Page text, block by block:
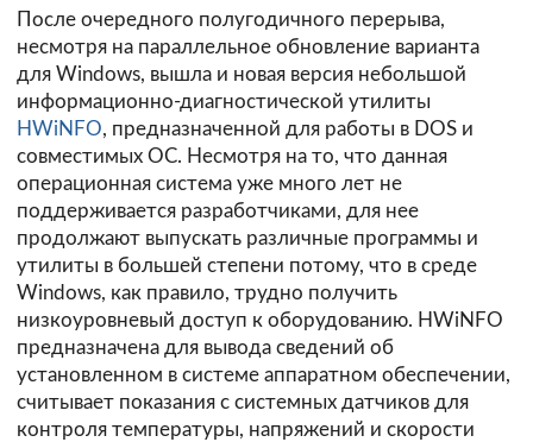
После очередного полугодичного перерыва,
несмотря на параллельное обновление варианта
для Windows, вышла и новая версия небольшой
информационно-диагностической утилиты
HWiNFO, предназначенной для работы в DOS и
совместимых ОС. Несмотря на то, что данная
операционная система уже много лет не
поддерживается разработчиками, для нее
продолжают выпускать различные программы и
утилиты в большей степени потому, что в среде
Windows, как правило, трудно получить
низкоуровневый доступ к оборудованию. HWiNFO
предназначена для вывода сведений об
установленном в системе аппаратном обеспечении,
считывает показания с системных датчиков для
контроля температуры, напряжений и скорости